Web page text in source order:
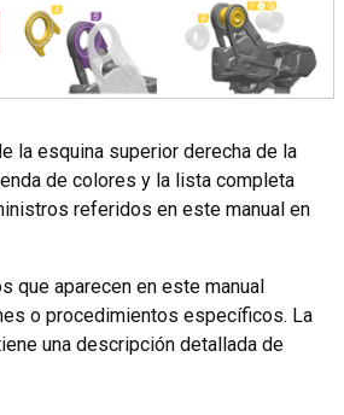
la esquina superior derecha de la
de colores y la lista completa
referidos en este manual en
que aparecen en este manual
o procedimientos específicos. La
una descripción detallada de